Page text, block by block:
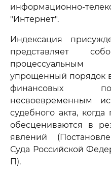
информационно-
"Интернет".
Индексация
представляет
процессуальным
упрощенный порядок
финансовых
несвоевременным
судебного акта,
обесцениваются в
явлений
Суда Российской
П).